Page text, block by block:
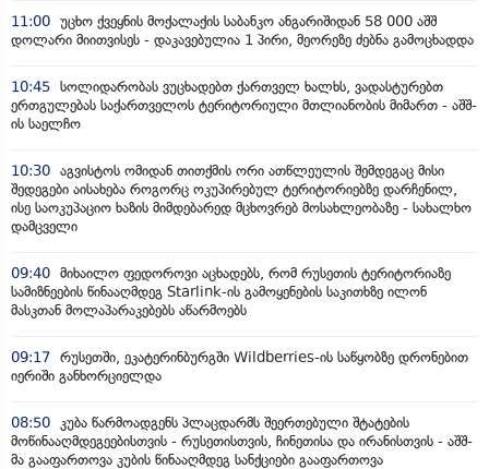
11:00 უცხო ქვეყნის მოქალაქის საბანკო ანგარიშიდან 58 000 აშშ
დოლარი მიითვისეს - დაკავებულია 1 პირი, მეორეზე ძებნა გამოცხადდა
10:45 სოლიდარობას ვუცხადებთ ქართველ ხალხს, ვადასტურებთ
ერთგულებას საქართველოს ტერიტორიული მთლიანობის მიმართ - აშშ-
ის საელჩო
10:30 აგვისტოს ომიდან თითქმის ორი ათწლეულის შემდეგაც მისი
შედეგები აისახება როგორც ოკუპირებულ ტერიტორიებზე დარჩენილ,
ისე საოკუპაციო ხაზის მიმდებარედ მცხოვრებ მოსახლეობაზე - სახალხო
დამცველი
09:40 მიხაილო ფედოროვი აცხადებს, რომ რუსეთის ტერიტორიაზე
სამიზნეების წინააღმდეგ Starlink-ის გამოყენების საკითხზე ილონ
მასკთან მოლაპარაკებებს აწარმოებს
09:17 რუსეთში, ეკატერინბურგში Wildberries-ის საწყობზე დრონებით
იერიში განხორციელდა
08:50 კუბა წარმოადგენს პლაცდარმს შეერთებული შტატების
მოწინააღმდეგეებისთვის - რუსეთისთვის, ჩინეთისა და ირანისთვის - აშშ-
მა გააფართოვა კუბის წინააღმდეგ სანქციები გააფართოვა